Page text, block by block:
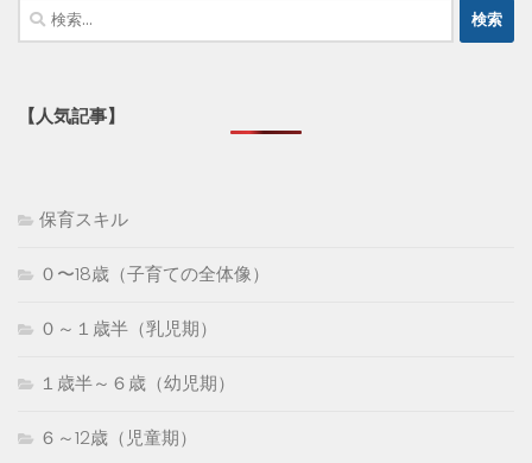
検
索:
【人気記事】
保育スキル
０〜18歳（子育ての全体像）
０～１歳半（乳児期）
１歳半～６歳（幼児期）
６～12歳（児童期）